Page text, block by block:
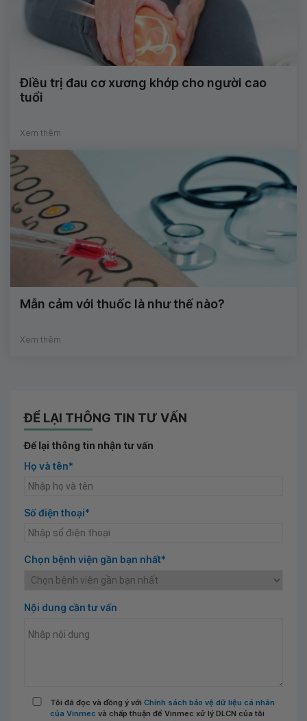
Điều trị đau cơ xương khớp cho người cao
tuổi
Xem thêm
Mẫn cảm với thuốc là như thế nào?
Xem thêm
ĐỂ LẠI THÔNG TIN TƯ VẤN
Để lại thông tin nhận tư vấn
Họ và tên*
Số điện thoại*
Chọn bệnh viện gần bạn nhất*
Nội dung cần tư vấn
Tôi đã đọc và đồng ý với Chính sách bảo vệ dữ liệu cá nhân
của Vinmec và chấp thuận để Vinmec xử lý DLCN của tôi